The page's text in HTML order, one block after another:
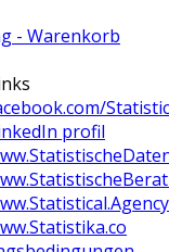
- Warenkorb
profil